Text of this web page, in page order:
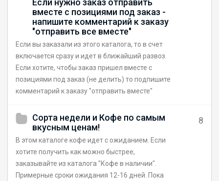
вместе с позициями под заказ -
напишите комментарий к заказу
"отправить все вместе"
Если вы заказали из этого каталога, то в счет
включается сразу и идет в ближайший развоз.
Если хотите, чтобы заказ пришел вместе с
позициями под заказ (не делить) то подпишите
комментарий к заказу "отправить вместе"
Сорта недели и Кофе по самым
вкусным ценам!
В этом каталоге кофе идет с ожиданием. Если
хотите получить как можно быстрее,
заказывайте из каталога "Кофе в наличии".
Примерные сроки ожидания 12-16 дней. Пока
8